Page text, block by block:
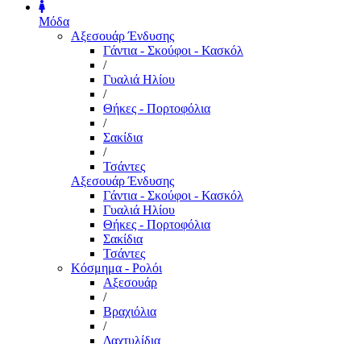
Μόδα
Αξεσουάρ Ένδυσης
Γάντια - Σκούφοι - Κασκόλ
/
Γυαλιά Ηλίου
/
Θήκες - Πορτοφόλια
/
Σακίδια
/
Τσάντες
Αξεσουάρ Ένδυσης
Γάντια - Σκούφοι - Κασκόλ
Γυαλιά Ηλίου
Θήκες - Πορτοφόλια
Σακίδια
Τσάντες
Κόσμημα - Ρολόι
Αξεσουάρ
/
Βραχιόλια
/
Δαχτυλίδια